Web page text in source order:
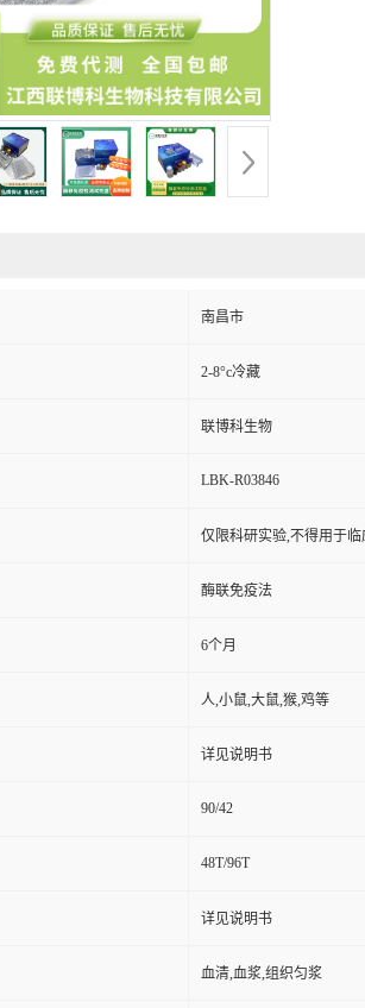
南昌市
2-8°c冷藏
联博科生物
LBK-R03846
仅限科研实验,不得用于临
酶联免疫法
6个月
人,小鼠,大鼠,猴,鸡等
详见说明书
90/42
48T/96T
详见说明书
血清,血浆,组织匀浆